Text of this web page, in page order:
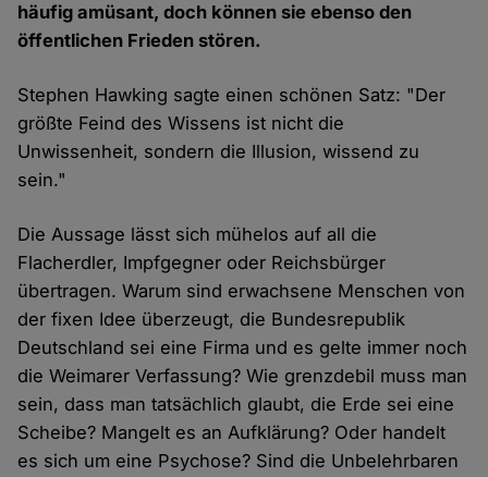
häufig amüsant, doch können sie ebenso den
öffentlichen Frieden stören.
Stephen Hawking sagte einen schönen Satz: "Der
größte Feind des Wissens ist nicht die
Unwissenheit, sondern die Illusion, wissend zu
sein."
Die Aussage lässt sich mühelos auf all die
Flacherdler, Impfgegner oder Reichsbürger
übertragen. Warum sind erwachsene Menschen von
der fixen Idee überzeugt, die Bundesrepublik
Deutschland sei eine Firma und es gelte immer noch
die Weimarer Verfassung? Wie grenzdebil muss man
sein, dass man tatsächlich glaubt, die Erde sei eine
Scheibe? Mangelt es an Aufklärung? Oder handelt
es sich um eine Psychose? Sind die Unbelehrbaren